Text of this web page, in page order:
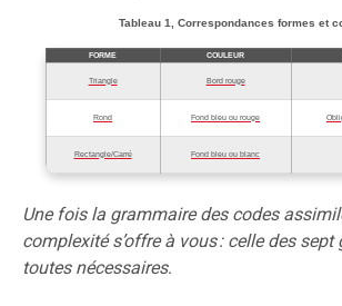
Tableau 1, Correspondances formes et
FORME COULEUR
Triangle Bord rouge
Rond Fond bleu ou rouge
Rectangle/Carré Fond bleu ou blanc
Une fois la grammaire des codes
complexité s’offre à vous : celle des
toutes nécessaires.